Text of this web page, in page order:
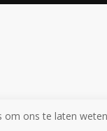
ons te laten